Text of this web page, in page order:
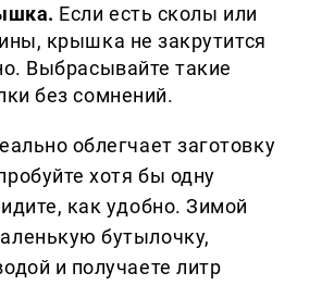
Если есть сколы или
крышка не закрутится
Выбрасывайте такие
без сомнений.
облегчает заготовку
хотя бы одну
как удобно. Зимой
бутылочку,
и получаете литр